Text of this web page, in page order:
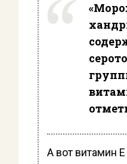
А вот витамин